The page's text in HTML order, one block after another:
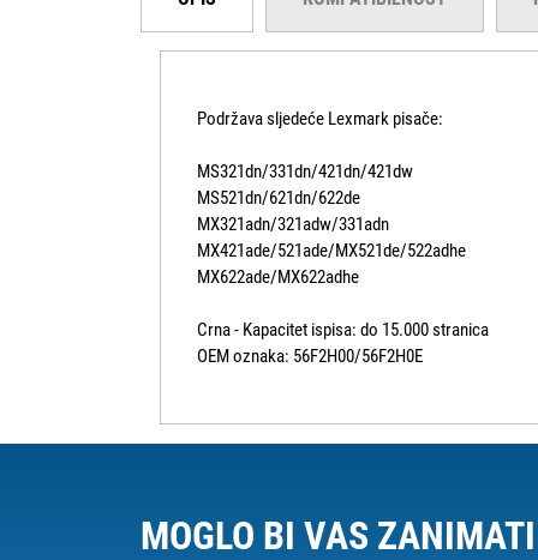
Podržava sljedeće Lexmark pisače:
MS321dn/331dn/421dn/421dw
MS521dn/621dn/622de
MX321adn/321adw/331adn
MX421ade/521ade/MX521de/522adhe
MX622ade/MX622adhe
Crna - Kapacitet ispisa: do 15.000 stranica
OEM oznaka: 56F2H00/56F2H0E
MOGLO BI VAS ZANIMATI